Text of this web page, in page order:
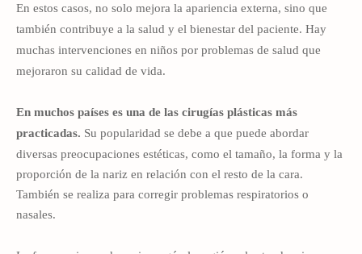
En estos casos, no solo mejora la apariencia externa, sino que
también contribuye a la salud y el bienestar del paciente. Hay
muchas intervenciones en niños por problemas de salud que
mejoraron su calidad de vida.
En muchos países es una de las cirugías plásticas más
practicadas. Su popularidad se debe a que puede abordar
diversas preocupaciones estéticas, como el tamaño, la forma y la
proporción de la nariz en relación con el resto de la cara.
También se realiza para corregir problemas respiratorios o
nasales.